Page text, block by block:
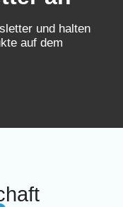
und halten
auf dem